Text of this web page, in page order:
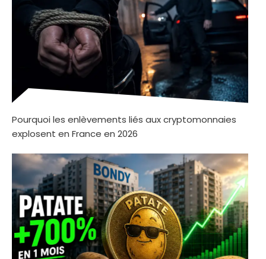
Pourquoi les enlèvements liés aux cryptomonnaies
explosent en France en 2026